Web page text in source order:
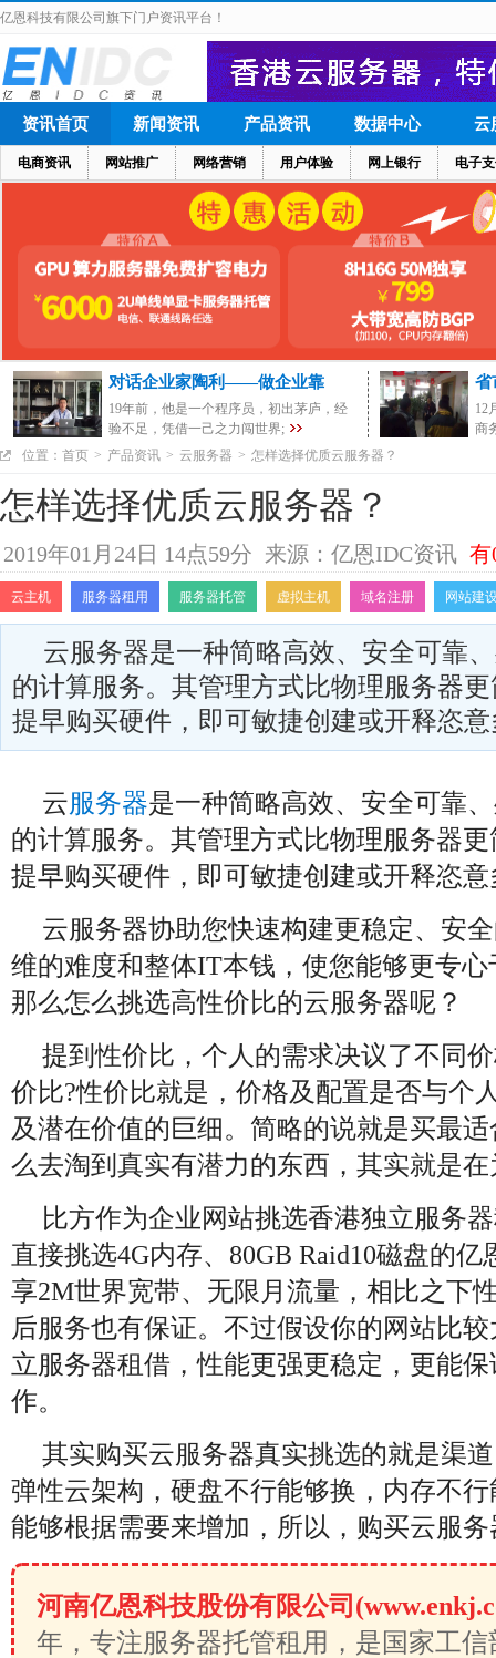
亿恩科技有限公司旗下门户资讯平台！
资讯首页
电商资讯 网站推广 网络营销 用户体验 网上银行 电子
新闻资讯 产品资讯 数据中心 云
对话企业家陶利——做企业靠
19年前，他是一个程序员，初出茅庐，经
验不足，凭借一己之力闯世界;
省
12
商
位置： 首页 > 产品资讯 > 云服务器 > 怎样选择优质云服务器？
怎样选择优质云服务器？
2019年01月24日 14点59分 来源：亿恩IDC资讯 有
云主机 服务器租用 服务器托管 虚拟主机 域名注册 网站建
云服务器是一种简略高效、安全可靠
的计算服务。其管理方式比物理服务器
提早购买硬件，即可敏捷创建或开释恣
云服务器是一种简略高效、安全可靠
的计算服务。其管理方式比物理服务器
提早购买硬件，即可敏捷创建或开释恣意
云服务器协助您快速构建更稳定、安
维的难度和整体IT本钱，使您能够更专
那么怎么挑选高性价比的云服务器呢？
提到性价比，个人的需求决议了不同
价比?性价比就是，价格及配置是否与个
及潜在价值的巨细。简略的说就是买最
么去淘到真实有潜力的东西，其实就是
比方作为企业网站挑选香港独立服务
直接挑选4G内存、80GB Raid10磁盘的
享2M世界宽带、无限月流量，相比之下
后服务也有保证。不过假设你的网站比
立服务器租借，性能更强更稳定，更能
作。
其实购买云服务器真实挑选的就是渠
弹性云架构，硬盘不行能够换，内存不
能够根据需要来增加，所以，购买云服
河南亿恩科技股份有限公司
年，专注服务器托管租用，是国家工